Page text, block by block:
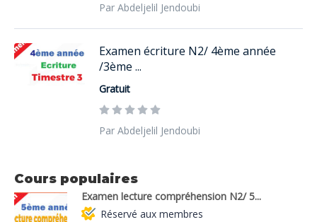
Par Abdeljelil Jendoubi
Examen écriture N2/ 4ème année
/3ème ...
Gratuit
Par Abdeljelil Jendoubi
Cours populaires
Examen lecture compréhension N2/ 5...
Réservé aux membres